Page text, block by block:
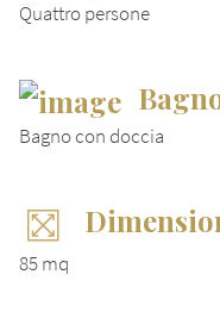
Quattro persone
Bagno con doccia
85 mq